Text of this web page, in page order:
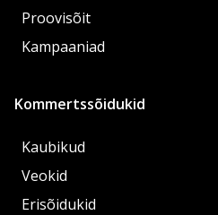
Proovisõit
Kampaaniad
Kommertssõidukid
Kaubikud
Veokid
Erisõidukid